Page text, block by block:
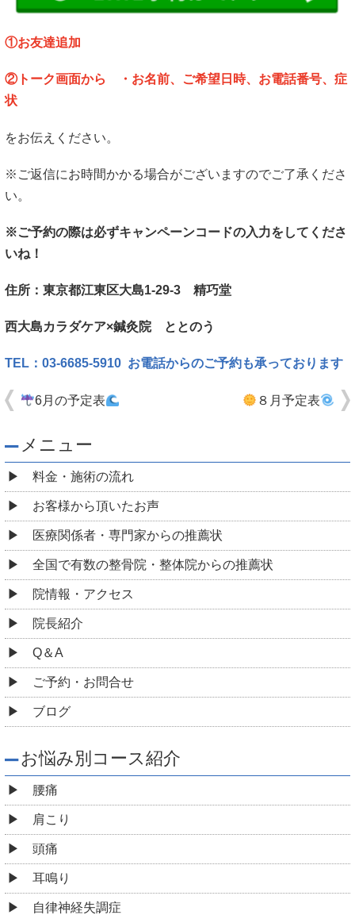
①お友達追加
②トーク画面から ・お名前、ご希望日時、お電話番号、症
状
をお伝えください。
※ご返信にお時間かかる場合がございますのでご了承くださ
い。
※ご予約の際は必ずキャンペーンコードの入力をしてくださ
いね！
住所：東京都江東区大島1-29-3 精巧堂
西大島カラダケア×鍼灸院 ととのう
TEL：03-6685-5910 お電話からのご予約も承っております
6月の予定表 ８月予定表
メニュー
料金・施術の流れ
お客様から頂いたお声
医療関係者・専門家からの推薦状
全国で有数の整骨院・整体院からの推薦状
院情報・アクセス
院長紹介
Q＆A
ご予約・お問合せ
ブログ
お悩み別コース紹介
腰痛
肩こり
頭痛
耳鳴り
自律神経失調症